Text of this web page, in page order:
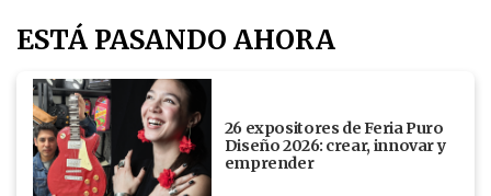
ESTÁ PASANDO AHORA
26 expositores de Feria Puro
Diseño 2026: crear, innovar y
emprender